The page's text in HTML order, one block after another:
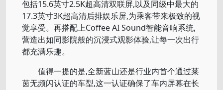
包括15.6英寸2.5K超高清双联屏,以及同级中最大的
17.3英寸3K超高清后排娱乐屏,为乘客带来极致的视
觉享受。再搭配上Coffee AI Sound智能音响系统,
营造出如同影院般的沉浸式观影体验,让每一次出行
都充满乐趣。
值得一提的是,全新蓝山还是行业内首个通过莱
茵无频闪认证的车型,这一认证确保了车内屏幕在长